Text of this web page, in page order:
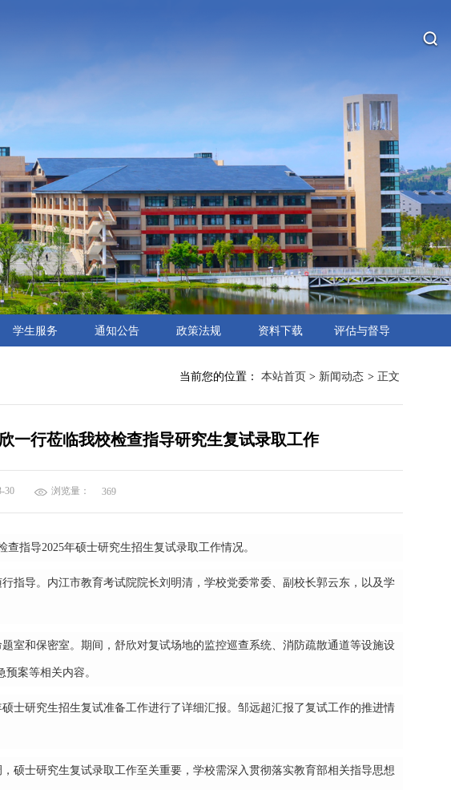
学生服务 通知公告 政策法规 资料下载 评估与督导
当前您的位置： 本站首页 > 新闻动态 > 正文
一行莅临我校检查指导研究生复试录取工作
30 浏览量： 369
指导2025年硕士研究生招生复试录取工作情况。
指导。内江市教育考试院院长刘明清，学校党委常委、副校长郭云东，以及学
室和保密室。期间，舒欣对复试场地的监控巡查系统、消防疏散通道等设施设
案等相关内容。
士研究生招生复试准备工作进行了详细汇报。邹远超汇报了复试工作的推进情
硕士研究生复试录取工作至关重要，学校需深入贯彻落实教育部相关指导思想